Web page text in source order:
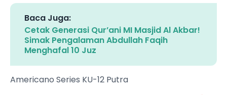
Baca Juga:
Cetak Generasi Qur’ani MI Masjid Al Akbar!
Simak Pengalaman Abdullah Faqih
Menghafal 10 Juz
Americano Series KU-12 Putra